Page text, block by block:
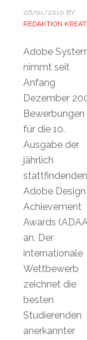
06/01/2010 BY
REDAKTION
Adobe
nimmt seit
Anfang
Dezember
Bewerbungen
für die 10.
Ausgabe der
jährlich
stattfindenden
Adobe Design
Achievement
Awards
an. Der
internationale
Wettbewerb
zeichnet die
besten
Studierenden
anerkannter